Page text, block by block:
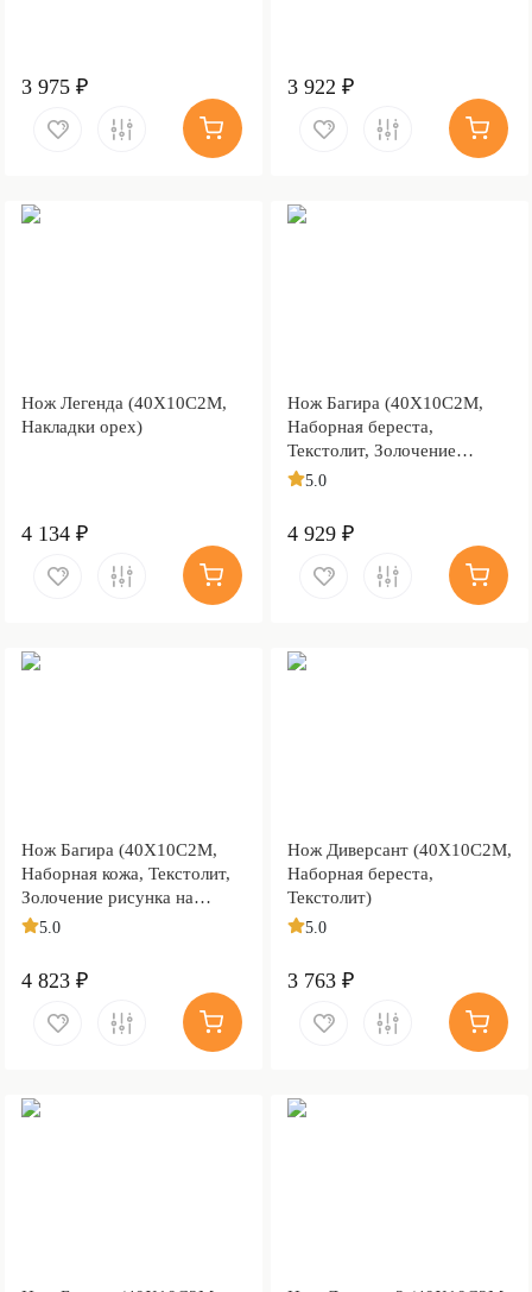
3 975 ₽ 3 922 ₽
Нож Легенда (40Х10С2М,
Накладки орех)
4 134 ₽
Нож Багира (40Х10С2М,
Наборная береста,
Текстолит, Золочение
рисунка на клинке)
5.0
4 929 ₽
Нож Багира (40Х10С2М,
Наборная кожа, Текстолит,
Золочение рисунка на
клинке)
5.0
4 823 ₽
Нож Диверсант (40Х10С2М,
Наборная береста,
Текстолит)
5.0
3 763 ₽